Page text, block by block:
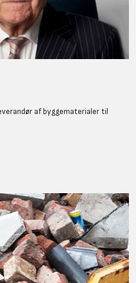
af byggematerialer til